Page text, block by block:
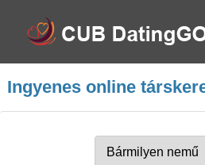
Ingyenes online